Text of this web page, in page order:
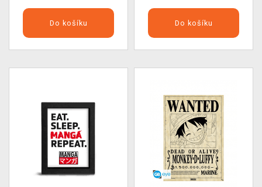
Do košíku Do košíku